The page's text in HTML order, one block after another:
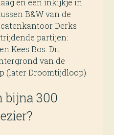
en een inkijkje in
B&W van de
Derks
partijen:
Kees Bos. Dit
van de
(later Droomtijdloop).
bijna 300